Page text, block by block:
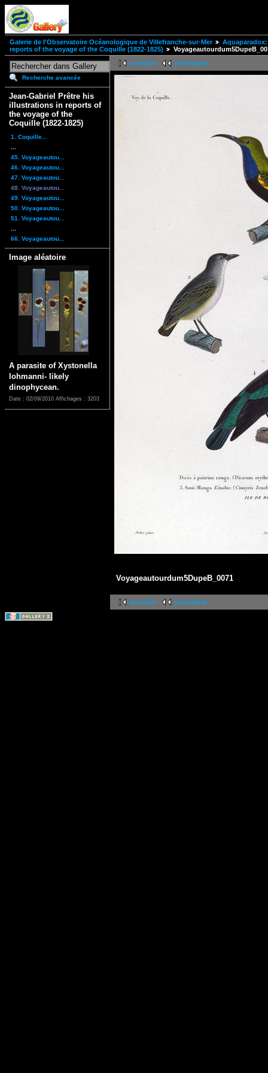
Galerie de l'Observatoire Océanologique de Villefranche-sur-Mer
reports of the voyage of the Coquille (1822-1825)
Recherche avancée
Jean-Gabriel Prêtre his
illustrations in reports of
the voyage of the
Coquille (1822-1825)
1. Coquille...
45. Voyageautou...
46. Voyageautou...
47. Voyageautou...
48. Voyageautou...
49. Voyageautou...
50. Voyageautou...
51. Voyageautou...
66. Voyageautou...
Image aléatoire
A parasite of Xystonella
lohmanni- likely
dinophycean.
Date : 02/09/2010 Affichages : 3203
première précédente
Voyageautourdum5DupeB_0071
première précédente